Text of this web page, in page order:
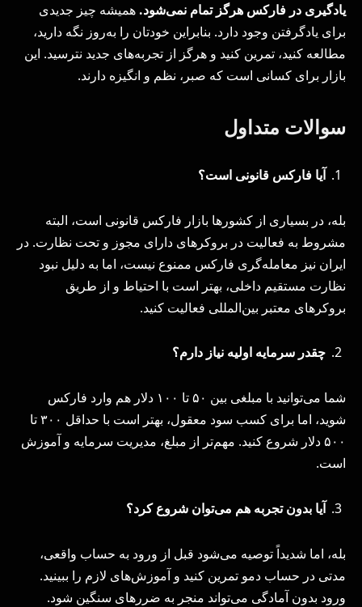
یادگیری در فارکس هرگز تمام نمی‌شود. همیشه چیز جدیدی
برای یادگرفتن وجود دارد. بنابراین خودتان را به‌روز نگه دارید،
مطالعه کنید، تمرین کنید و هرگز از تجربه‌های جدید نترسید. این
بازار برای کسانی است که صبر، نظم و انگیزه دارند.
سوالات متداول
آیا فارکس قانونی است؟
بله، در بسیاری از کشورها بازار فارکس قانونی است، البته
مشروط به فعالیت در بروکرهای دارای مجوز و تحت نظارت. در
ایران نیز معامله‌گری فارکس ممنوع نیست، اما به دلیل نبود
نظارت مستقیم داخلی، بهتر است با احتیاط و از طریق
بروکرهای معتبر بین‌المللی فعالیت کنید.
چقدر سرمایه اولیه نیاز دارم؟
شما می‌توانید با مبلغی بین ۵۰ تا ۱۰۰ دلار هم وارد فارکس
شوید، اما برای کسب سود معقول، بهتر است با حداقل ۳۰۰ تا
۵۰۰ دلار شروع کنید. مهم‌تر از مبلغ، مدیریت سرمایه و آموزش
است.
آیا بدون تجربه هم می‌توان شروع کرد؟
بله، اما شدیداً توصیه می‌شود قبل از ورود به حساب واقعی،
مدتی در حساب دمو تمرین کنید و آموزش‌های لازم را ببینید.
ورود بدون آمادگی می‌تواند منجر به ضررهای سنگین شود.